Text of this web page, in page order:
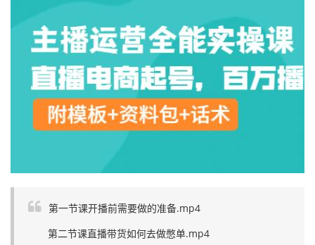
第一节课开播前需要做的准备.mp4
第二节课直播带货如何去做憋单.mp4